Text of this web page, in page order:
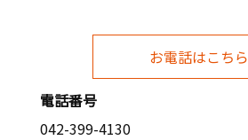
お電話はこちら
電話番号
042-399-4130